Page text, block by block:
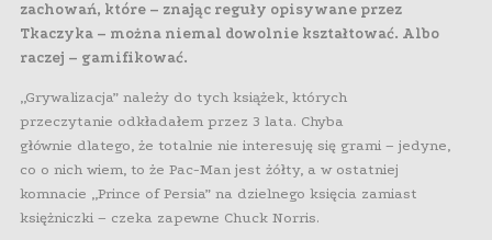
zachowań, które – znając reguły opisywane przez
Tkaczyka – można niemal dowolnie kształtować. Albo
raczej – gamifikować.
„Grywalizacja” należy do tych książek, których
przeczytanie odkładałem przez 3 lata. Chyba
głównie dlatego, że totalnie nie interesuję się grami – jedyne,
co o nich wiem, to że Pac-Man jest żółty, a w ostatniej
komnacie „Prince of Persia” na dzielnego księcia zamiast
księżniczki – czeka zapewne Chuck Norris.